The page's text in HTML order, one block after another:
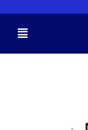
القائمة